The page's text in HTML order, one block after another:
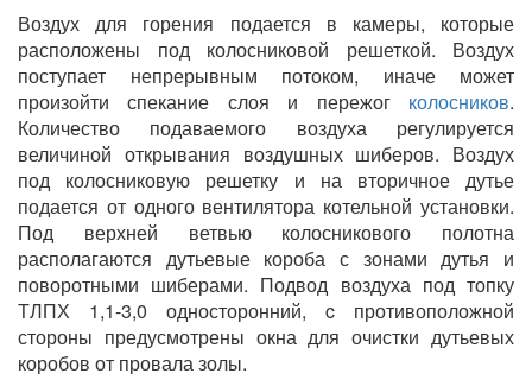
Воздух для горения подается в камеры, которые
расположены под колосниковой решеткой. Воздух
поступает непрерывным потоком, иначе может
произойти спекание слоя и пережог колосников.
Количество подаваемого воздуха регулируется
величиной открывания воздушных шиберов. Воздух
под колосниковую решетку и на вторичное дутье
подается от одного вентилятора котельной установки.
Под верхней ветвью колосникового полотна
располагаются дутьевые короба с зонами дутья и
поворотными шиберами. Подвод воздуха под топку
ТЛПХ 1,1-3,0 односторонний, c противоположной
стороны предусмотрены окна для очистки дутьевых
коробов от провала золы.